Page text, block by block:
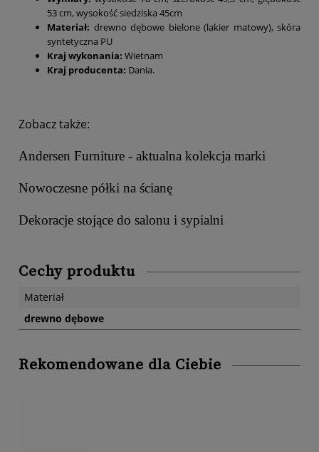
53 cm, wysokość siedziska 45cm
Materiał: drewno dębowe bielone (lakier matowy), skóra
syntetyczna PU
Kraj wykonania: Wietnam
Kraj producenta: Dania.
Zobacz także:
Andersen Furniture - aktualna kolekcja marki
Nowoczesne półki na ścianę
Dekoracje stojące do salonu i sypialni
Cechy produktu
Materiał
drewno dębowe
Rekomendowane dla Ciebie